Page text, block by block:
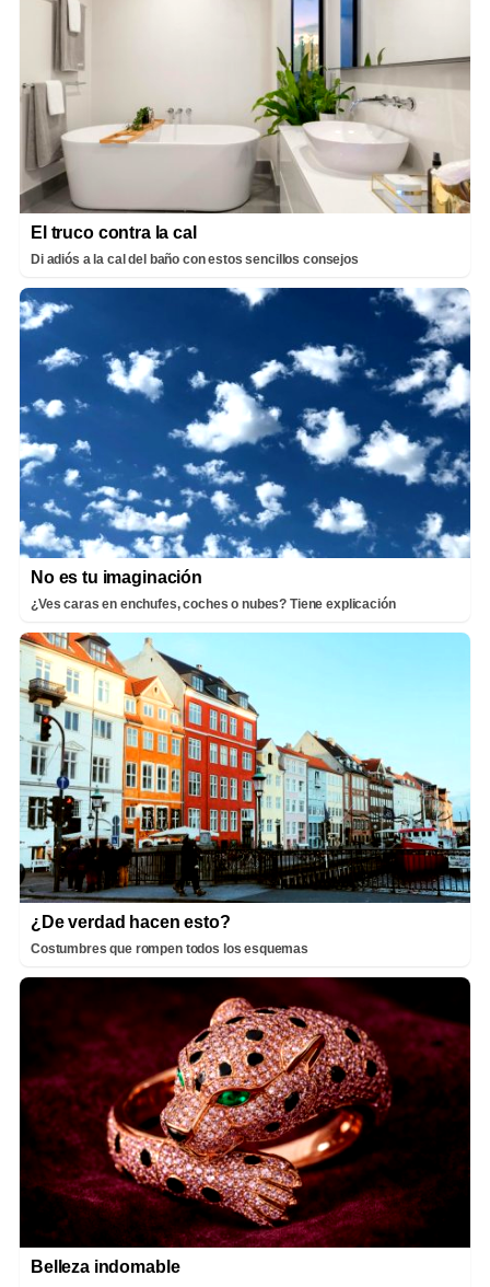
El truco contra la cal
Di adiós a la cal del baño con estos sencillos consejos
No es tu imaginación
¿Ves caras en enchufes, coches o nubes? Tiene explicación
¿De verdad hacen esto?
Costumbres que rompen todos los esquemas
Belleza indomable